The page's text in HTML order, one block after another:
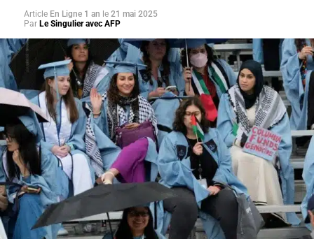
Article En Ligne 1 an le 21 mai 2025
Par Le Singulier avec AFP